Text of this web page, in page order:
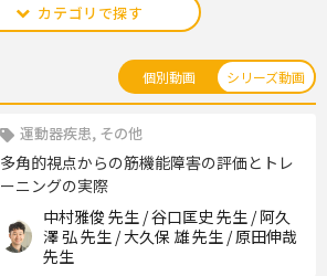
カテゴリで探す
個別動画 シリーズ動画
運動器疾患, その他
多角的視点からの筋機能障害の評価とトレ
ーニングの実際
中村雅俊 先生 / 谷口匡史 先生 / 阿久
澤 弘 先生 / 大久保 雄 先生 / 原田伸哉
先生